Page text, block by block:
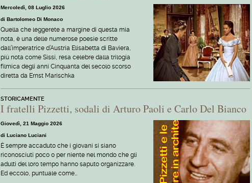
Mercoledì, 08 Luglio 2026
di Bartolomeo Di Monaco
Quella che leggerete a margine di questa mia
nota, è una delle numerose poesie scritte
dall’imperatrice d’Austria Elisabetta di Baviera,
più nota come Sissi, resa celebre dalla trilogia
filmica degli anni Cinquanta del secolo scorso
diretta da Ernst Marischka
STORICAMENTE
I fratelli Pizzetti, sodali di Arturo Paoli e Carlo Del Bianco
Giovedì, 21 Maggio 2026
di Luciano Luciani
È sempre accaduto che i giovani si siano
riconosciuti poco o per niente nel mondo che gli
adulti del loro tempo hanno saputo organizzare.
Ed eccolo, puntuale come…